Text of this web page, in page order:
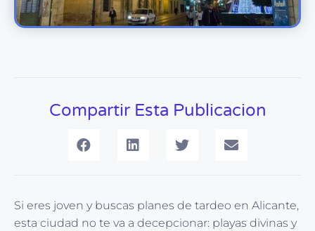
Compartir Esta Publicacion
Si eres joven y buscas planes de tardeo en Alicante,
esta ciudad no te va a decepcionar: playas divinas y